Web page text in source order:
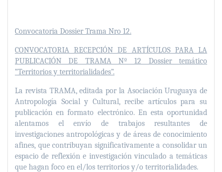
Convocatoria Dossier Trama Nro 12.
CONVOCATORIA RECEPCIÓN DE ARTÍCULOS PARA LA
PUBLICACIÓN DE TRAMA Nº 12 Dossier temático
“Territorios y territorialidades”.
La revista TRAMA, editada por la Asociación Uruguaya de
Antropología Social y Cultural, recibe artículos para su
publicación en formato electrónico. En esta oportunidad
alentamos el envío de trabajos resultantes de
investigaciones antropológicas y de áreas de conocimiento
afines, que contribuyan significativamente a consolidar un
espacio de reflexión e investigación vinculado a temáticas
que hagan foco en el/los territorios y/o territorialidades.